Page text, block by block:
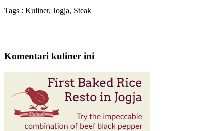
Tags : Kuliner, Jogja, Steak
Komentari kuliner ini